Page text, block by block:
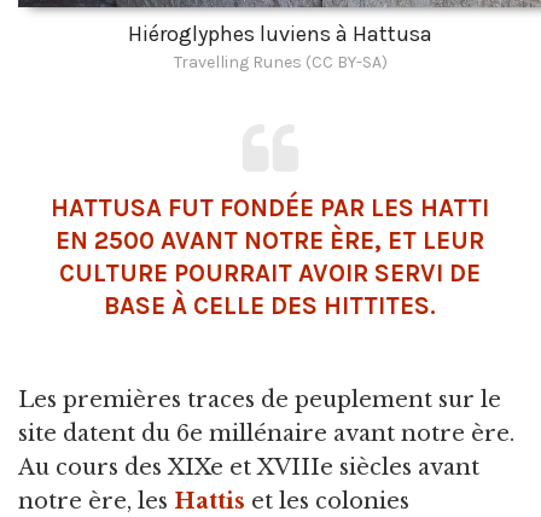
Hiéroglyphes luviens à Hattusa
Travelling Runes (CC BY-SA)
HATTUSA FUT FONDÉE PAR LES HATTI
EN 2500 AVANT NOTRE ÈRE, ET LEUR
CULTURE POURRAIT AVOIR SERVI DE
BASE À CELLE DES HITTITES.
Les premières traces de peuplement sur le
site datent du 6e millénaire avant notre ère.
Au cours des XIXe et XVIIIe siècles avant
notre ère, les Hattis et les colonies